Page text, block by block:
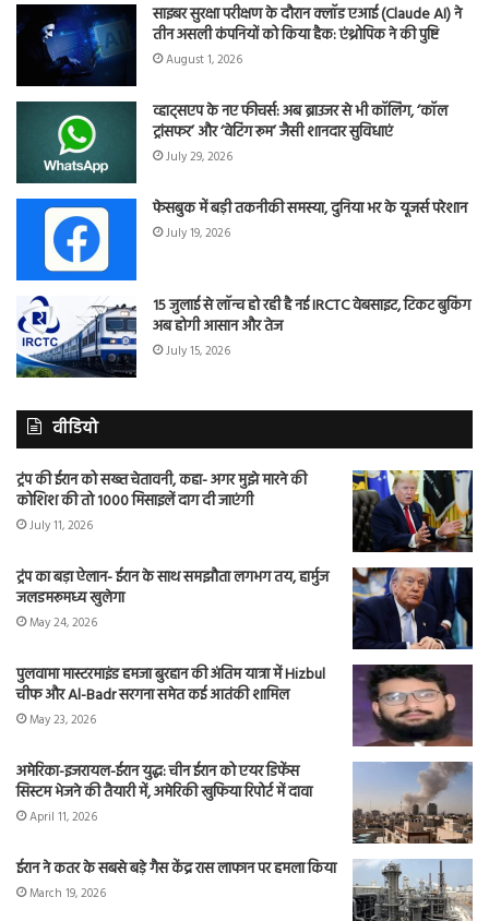
साइबर सुरक्षा परीक्षण के दौरान क्लॉड एआई (Claude AI) ने
तीन असली कंपनियों को किया हैक: एंथ्रोपिक ने की पुष्टि
August 1, 2026
व्हाट्सएप के नए फीचर्स: अब ब्राउजर से भी कॉलिंग, ‘कॉल
ट्रांसफर’ और ‘वेटिंग रूम’ जैसी शानदार सुविधाएं
July 29, 2026
फेसबुक में बड़ी तकनीकी समस्या, दुनिया भर के यूजर्स परेशान
July 19, 2026
15 जुलाई से लॉन्च हो रही है नई IRCTC वेबसाइट, टिकट बुकिंग
अब होगी आसान और तेज
July 15, 2026
वीडियो
ट्रंप की ईरान को सख्त चेतावनी, कहा- अगर मुझे मारने की
कोशिश की तो 1000 मिसाइलें दाग दी जाएंगी
July 11, 2026
ट्रंप का बड़ा ऐलान- ईरान के साथ समझौता लगभग तय, हार्मुज
जलडमरूमध्य खुलेगा
May 24, 2026
पुलवामा मास्टरमाइंड हमजा बुरहान की अंतिम यात्रा में Hizbul
चीफ और Al-Badr सरगना समेत कई आतंकी शामिल
May 23, 2026
अमेरिका-इजरायल-ईरान युद्ध: चीन ईरान को एयर डिफेंस
सिस्टम भेजने की तैयारी में, अमेरिकी खुफिया रिपोर्ट में दावा
April 11, 2026
ईरान ने कतर के सबसे बड़े गैस केंद्र रास लाफान पर हमला किया
March 19, 2026